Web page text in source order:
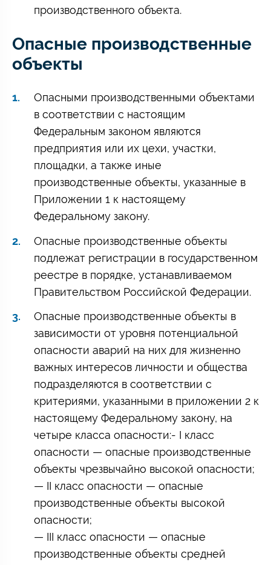
производственного объекта.
Опасные производственные
объекты
Опасными производственными объектами
в соответствии с настоящим
Федеральным законом являются
предприятия или их цехи, участки,
площадки, а также иные
производственные объекты, указанные в
Приложении 1 к настоящему
Федеральному закону.
Опасные производственные объекты
подлежат регистрации в государственном
реестре в порядке, устанавливаемом
Правительством Российской Федерации.
Опасные производственные объекты в
зависимости от уровня потенциальной
опасности аварий на них для жизненно
важных интересов личности и общества
подразделяются в соответствии с
критериями, указанными в приложении 2 к
настоящему Федеральному закону, на
четыре класса опасности:- I класс
опасности — опасные производственные
объекты чрезвычайно высокой опасности;
— II класс опасности — опасные
производственные объекты высокой
опасности;
— III класс опасности — опасные
производственные объекты средней